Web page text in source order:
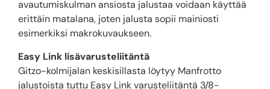
avautumiskulman ansiosta jalustaa voidaan käyttää
erittäin matalana, joten jalusta sopii mainiosti
esimerkiksi makrokuvaukseen.
Easy Link lisävarusteliitäntä
Gitzo-kolmijalan keskisillasta löytyy Manfrotto
jalustoista tuttu Easy Link varusteliitäntä 3/8-